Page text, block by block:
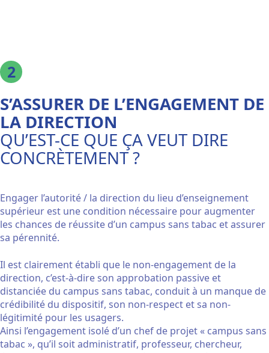
S’ASSURER DE L’ENGAGEMENT DE
LA DIRECTION
QU’EST-CE QUE ÇA VEUT DIRE
CONCRÈTEMENT ?
Engager l’autorité / la direction du lieu d’enseignement
supérieur est une condition nécessaire pour augmenter
les chances de réussite d’un campus sans tabac et assurer
sa pérennité.
Il est clairement établi que le non-engagement de la
direction, c’est-à-dire son approbation passive et
distanciée du campus sans tabac, conduit à un manque de
crédibilité du dispositif, son non-respect et sa non-
légitimité pour les usagers.
Ainsi l’engagement isolé d’un chef de projet « campus sans
tabac », qu’il soit administratif, professeur, chercheur,